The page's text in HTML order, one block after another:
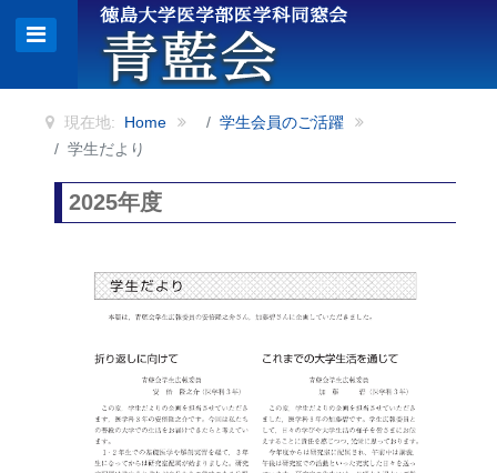
現在地: Home
学生会員のご活躍
学生だより
2025年度